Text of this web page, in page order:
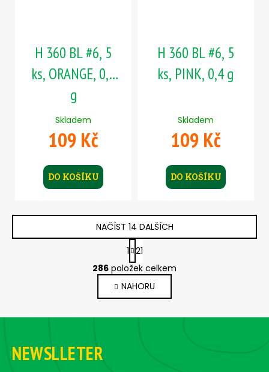
H 360 BL #6, 5
ks, ORANGE, 0,9
g
Skladem
109 Kč
DO KOŠÍKU
H 360 BL #6, 5
ks, PINK, 0,4 g
Skladem
109 Kč
DO KOŠÍKU
O
v
l
á
d
NAČÍST 14 DALŠÍCH
S
t
r
á
n
k
1 21
286 položek celkem
NAHORU
Z
NEWSLLETER